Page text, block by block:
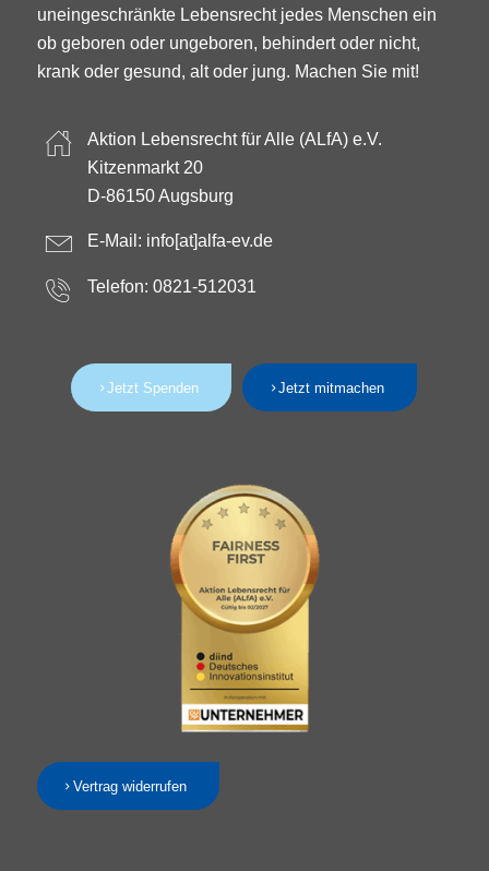
uneingeschränkte Lebensrecht jedes Menschen ein
ob geboren oder ungeboren, behindert oder nicht,
krank oder gesund, alt oder jung. Machen Sie mit!
Aktion Lebensrecht für Alle (ALfA) e.V.
Kitzenmarkt 20
D-86150 Augsburg
E-Mail: info[at]alfa-ev.de
Telefon: 0821-512031
Jetzt Spenden Jetzt mitmachen
Vertrag widerrufen